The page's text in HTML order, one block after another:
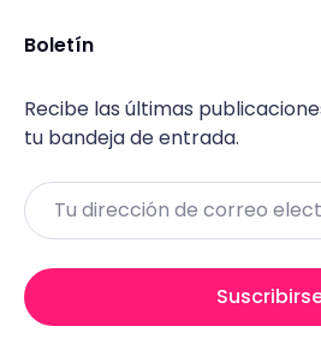
Boletín
Recibe las últimas
tu bandeja de entrada.
Email